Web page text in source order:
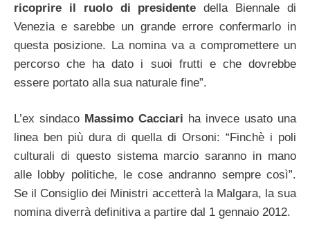
ricoprire il ruolo di presidente della Biennale di
Venezia e sarebbe un grande errore confermarlo in
questa posizione. La nomina va a compromettere un
percorso che ha dato i suoi frutti e che dovrebbe
essere portato alla sua naturale fine”.
L’ex sindaco Massimo Cacciari ha invece usato una
linea ben più dura di quella di Orsoni: “Finchè i poli
culturali di questo sistema marcio saranno in mano
alle lobby politiche, le cose andranno sempre così”.
Se il Consiglio dei Ministri accetterà la Malgara, la sua
nomina diverrà definitiva a partire dal 1 gennaio 2012.